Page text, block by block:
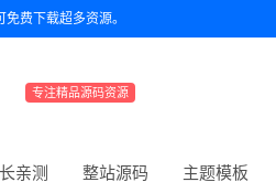
费下载超多资源。
专注精品源码资源
亲测 整站源码 主题模板